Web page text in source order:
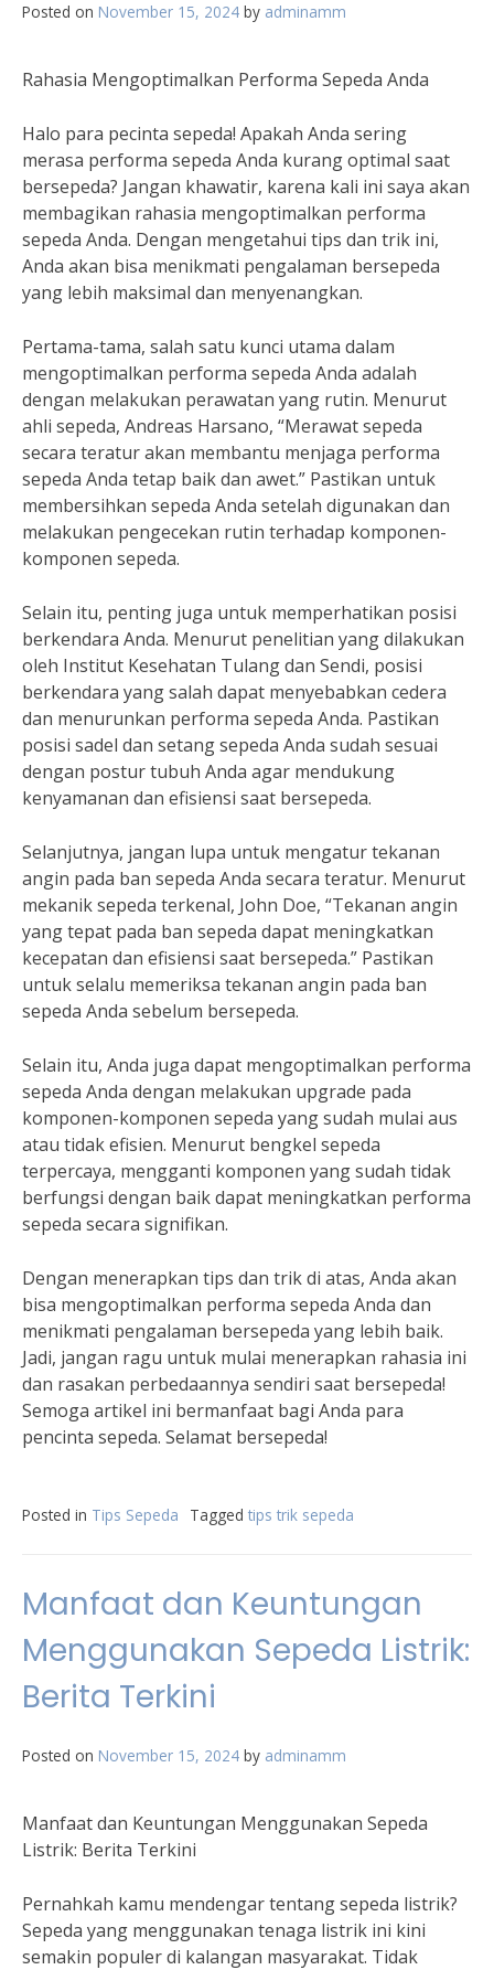
Posted on November 15, 2024 by adminamm
Rahasia Mengoptimalkan Performa Sepeda Anda
Halo para pecinta sepeda! Apakah Anda sering
merasa performa sepeda Anda kurang optimal saat
bersepeda? Jangan khawatir, karena kali ini saya akan
membagikan rahasia mengoptimalkan performa
sepeda Anda. Dengan mengetahui tips dan trik ini,
Anda akan bisa menikmati pengalaman bersepeda
yang lebih maksimal dan menyenangkan.
Pertama-tama, salah satu kunci utama dalam
mengoptimalkan performa sepeda Anda adalah
dengan melakukan perawatan yang rutin. Menurut
ahli sepeda, Andreas Harsano, “Merawat sepeda
secara teratur akan membantu menjaga performa
sepeda Anda tetap baik dan awet.” Pastikan untuk
membersihkan sepeda Anda setelah digunakan dan
melakukan pengecekan rutin terhadap komponen-
komponen sepeda.
Selain itu, penting juga untuk memperhatikan posisi
berkendara Anda. Menurut penelitian yang dilakukan
oleh Institut Kesehatan Tulang dan Sendi, posisi
berkendara yang salah dapat menyebabkan cedera
dan menurunkan performa sepeda Anda. Pastikan
posisi sadel dan setang sepeda Anda sudah sesuai
dengan postur tubuh Anda agar mendukung
kenyamanan dan efisiensi saat bersepeda.
Selanjutnya, jangan lupa untuk mengatur tekanan
angin pada ban sepeda Anda secara teratur. Menurut
mekanik sepeda terkenal, John Doe, “Tekanan angin
yang tepat pada ban sepeda dapat meningkatkan
kecepatan dan efisiensi saat bersepeda.” Pastikan
untuk selalu memeriksa tekanan angin pada ban
sepeda Anda sebelum bersepeda.
Selain itu, Anda juga dapat mengoptimalkan performa
sepeda Anda dengan melakukan upgrade pada
komponen-komponen sepeda yang sudah mulai aus
atau tidak efisien. Menurut bengkel sepeda
terpercaya, mengganti komponen yang sudah tidak
berfungsi dengan baik dapat meningkatkan performa
sepeda secara signifikan.
Dengan menerapkan tips dan trik di atas, Anda akan
bisa mengoptimalkan performa sepeda Anda dan
menikmati pengalaman bersepeda yang lebih baik.
Jadi, jangan ragu untuk mulai menerapkan rahasia ini
dan rasakan perbedaannya sendiri saat bersepeda!
Semoga artikel ini bermanfaat bagi Anda para
pencinta sepeda. Selamat bersepeda!
Posted in Tips Sepeda Tagged tips trik sepeda
Manfaat dan Keuntungan
Menggunakan Sepeda Listrik:
Berita Terkini
Posted on November 15, 2024 by adminamm
Manfaat dan Keuntungan Menggunakan Sepeda
Listrik: Berita Terkini
Pernahkah kamu mendengar tentang sepeda listrik?
Sepeda yang menggunakan tenaga listrik ini kini
semakin populer di kalangan masyarakat. Tidak